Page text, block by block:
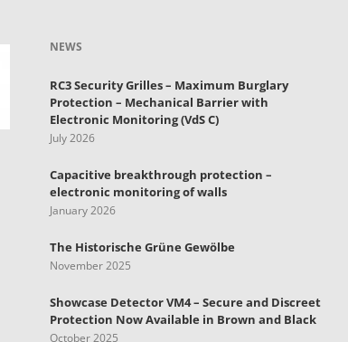
NEWS
RC3 Security Grilles – Maximum Burglary
Protection – Mechanical Barrier with
Electronic Monitoring (VdS C)
July 2026
Capacitive breakthrough protection –
electronic monitoring of walls
January 2026
The Historische Grüne Gewölbe
November 2025
Showcase Detector VM4 – Secure and Discreet
Protection Now Available in Brown and Black
October 2025